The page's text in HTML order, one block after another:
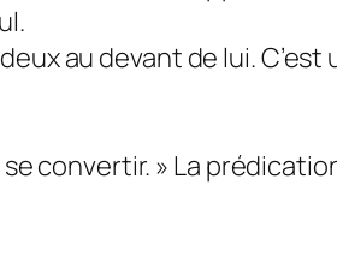
au devant de lui.
se convertir. » La